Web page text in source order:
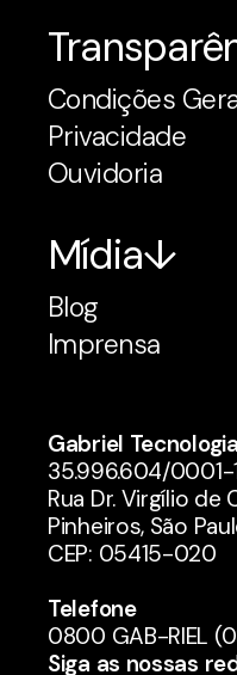
Condições
Privacidade
Ouvidoria
Mídia
Blog
Imprensa
Gabriel
35.996.604/0001-
Rua Dr. Virgílio de
Pinheiros, São
CEP: 05415-020
Telefone
0800 GAB-RIEL
Siga as nossas